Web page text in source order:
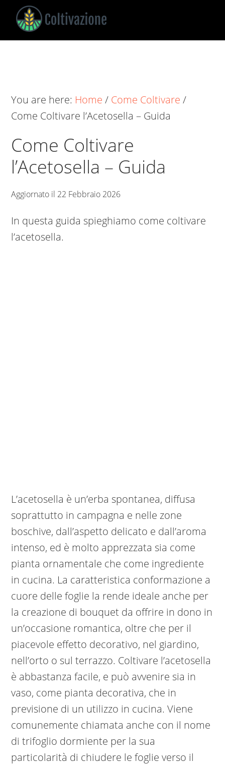
Skip
main
Skip
primary
Skip
footer
Coltivazione
Coltivare
You are here: Home / Come Coltivare /
Come Coltivare l’Acetosella – Guida
Come Coltivare
l’Acetosella – Guida
Aggiornato il 22 Febbraio 2026
In questa guida spieghiamo come coltivare
l’acetosella.
L’acetosella è un’erba spontanea, diffusa
soprattutto in campagna e nelle zone
boschive, dall’aspetto delicato e dall’aroma
intenso, ed è molto apprezzata sia come
pianta ornamentale che come ingrediente
in cucina. La caratteristica conformazione a
cuore delle foglie la rende ideale anche per
la creazione di bouquet da offrire in dono in
un’occasione romantica, oltre che per il
piacevole effetto decorativo, nel giardino,
nell’orto o sul terrazzo. Coltivare l’acetosella
è abbastanza facile, e può avvenire sia in
vaso, come pianta decorativa, che in
previsione di un utilizzo in cucina. Viene
comunemente chiamata anche con il nome
di trifoglio dormiente per la sua
particolarità di chiudere le foglie verso il